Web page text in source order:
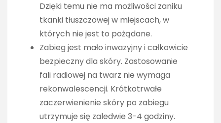
Dzięki temu nie ma możliwości zaniku
tkanki tłuszczowej w miejscach, w
których nie jest to pożądane.
Zabieg jest mało inwazyjny i całkowicie
bezpieczny dla skóry. Zastosowanie
fali radiowej na twarz nie wymaga
rekonwalescencji. Krótkotrwałe
zaczerwienienie skóry po zabiegu
utrzymuje się zaledwie 3-4 godziny.